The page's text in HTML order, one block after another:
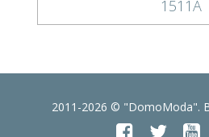
1511A
2011-2026 © "DomoModa".